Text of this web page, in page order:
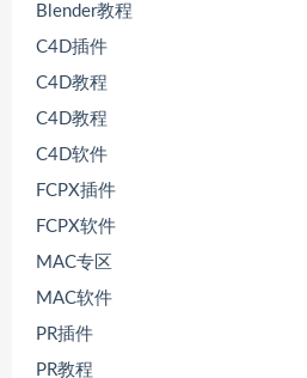
Blender教程
C4D插件
C4D教程
C4D教程
C4D软件
FCPX插件
FCPX软件
MAC专区
MAC软件
PR插件
PR教程